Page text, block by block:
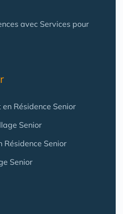
avec Services pour
Résidence Senior
Senior
Senior
Senior